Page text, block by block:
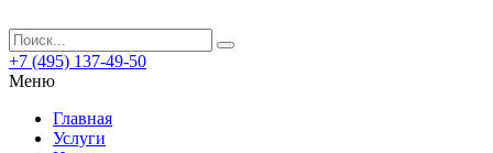
+7 (495) 137-49-50
Меню
Главная
Услуги